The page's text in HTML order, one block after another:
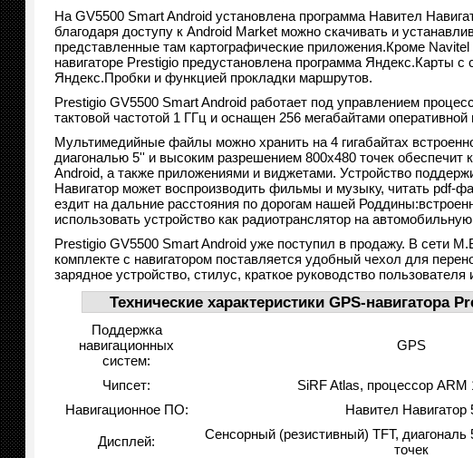
На GV5500 Smart Android установлена программа Навител
благодаря доступу к Android Market можно скачивать и
представленные там картографические приложения.Кроме
навигаторе Prestigio предустановлена программа Яндекс.Карты с
Яндекс.Пробки и функцией прокладки маршрутов.
Prestigio GV5500 Smart Android работает под управлением
тактовой частотой 1 ГГц и оснащен 256 мегабайтами оперативной
Мультимедийные файлы можно хранить на 4 гигабайтах
диагональю 5'' и высоким разрешением 800х480 точек
Android, а также приложениями и виджетами. Устройство
Навигатор может воспроизводить фильмы и музыку, читать pdf-
ездит на дальние расстояния по дорогам нашей
использовать устройство как радиотранслятор на автомобильную
Prestigio GV5500 Smart Android уже поступил в продажу. В сети
комплекте с навигатором поставляется удобный чехол для
зарядное устройство, стилус, краткое руководство пользователя
Технические характеристики GPS-навигатора
Поддержка
навигационных
систем:
GPS
Чипсет:
SiRF Atlas, процессор ARM
Навигационное ПО:
Навител Навигатор
Дисплей:
Сенсорный (резистивный) TFT, диагональ
точек